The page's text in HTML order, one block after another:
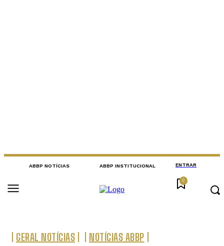
ABBP NOTÍCIAS ABBP INSTITUCIONAL ENTRAR
0
GERAL NOTÍCIAS NOTÍCIAS ABBP